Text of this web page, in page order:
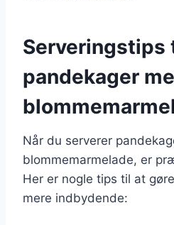
Serveringstips
pandekager
Når du serverer
blommemarmelade, er
Her er nogle tips til at
mere indbydende: